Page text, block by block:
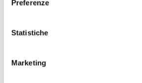
Preferenze
Statistiche
Marketing
Libri e gadget
Regali NATALE